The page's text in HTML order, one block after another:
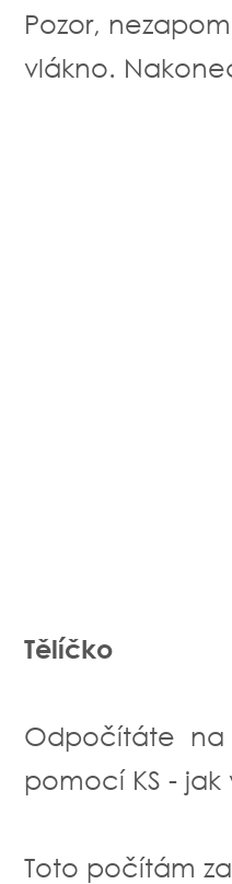
Pozor,
vlákno.
Tělíčko
Odpočítáte
pomocí KS -
Toto počítám